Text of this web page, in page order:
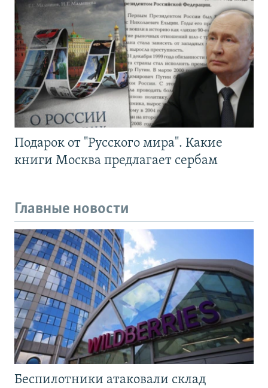
Подарок от "Русского мира". Какие
книги Москва предлагает сербам
Главные новости
Беспилотники атаковали склад